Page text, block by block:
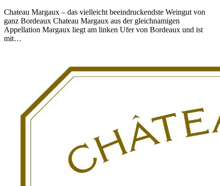
Chateau Margaux – das vielleicht beeindruckendste Weingut von
ganz Bordeaux Chateau Margaux aus der gleichnamigen
Appellation Margaux liegt am linken Ufer von Bordeaux und ist
mit…